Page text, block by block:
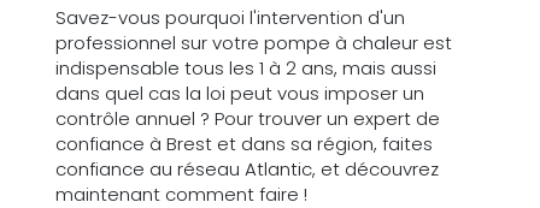
Savez-vous pourquoi l'intervention d'un
professionnel sur votre pompe à chaleur est
indispensable tous les 1 à 2 ans, mais aussi
dans quel cas la loi peut vous imposer un
contrôle annuel ? Pour trouver un expert de
confiance à Brest et dans sa région, faites
confiance au réseau Atlantic, et découvrez
maintenant comment faire !